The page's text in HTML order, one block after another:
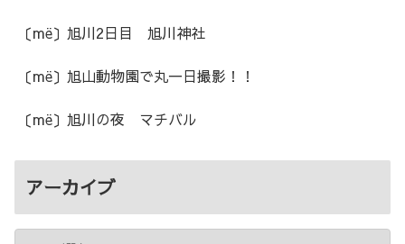
〔më〕旭川2日目 旭川神社
〔më〕旭山動物園で丸一日撮影！！
〔më〕旭川の夜 マチバル
アーカイブ